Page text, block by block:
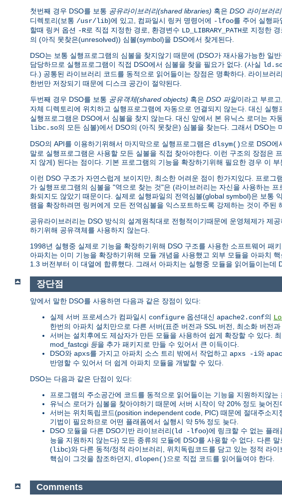
첫번째 경우 DSO를 보통 공유라이브러리(shared libraries) 혹은 DSO 라이브러리
디렉토리(보통 /usr/lib)에 있고, 컴파일시 링커 명령어에 -lfoo를 주어 실행
할때 링커 옵션 -R로 직접 지정한 경로, 환경변수 LD_LIBRARY_PATH로 지정한
의 (아직 못찾은(unresolved)) 심볼(symbol)을 DSO에서 찾게된다.
DSO는 보통 실행프로그램의 심볼을 찾지않기 때문에 (DSO가 재사용가능한 일
담당하므로 실행프로그램이 직접 DSO에서 심볼을 찾을 필요가 없다. (사실
다.) 공통된 라이브러리 코드를 동적으로 읽어들이는 장점은 명확하다. 라이브러
한번만 저장되기 때문에 디스크 공간이 절약된다.
두번째 경우 DSO를 보통 공유객체(shared objects) 혹은 DSO 파일이라고 부르
자체 디렉토리에 위치하고 실행프로그램에 자동으로 연결되지 않는다. 대신 실행
실행프로그램은 DSO에서 심볼을 찾지 않는다. 대신 앞에서 본 유닉스 로더는
libc.so의 모든 심볼)에서 DSO의 (아직 못찾은) 심볼을 찾는다. 그래서 DSO
DSO의 API를 이용하기위해서 마지막으로 실행프로그램은 dlsym()으로 DSO에
말로 실행프로그램은 사용할 모든 실볼을 직접 찾아야한다. 이런 구조의 장점은
지 않게) 된다는 점이다. 기본 프로그램의 기능을 확장하기위해 필요한 경우 이
이런 DSO 구조가 자연스럽게 보이지만, 최소한 어려운 점이 한가지있다. 프로
가 실행프로그램의 심볼을 "역으로 찾는 것"은 (라이브러리는 자신을 사용하는
화되지도 않았기 때문이다. 실제로 실행파일의 전역심볼(global symbol)은 보통
램을 확장하려면 링커에게 모든 전역심볼을 익스포트하도록 강제하는 것이 주된
공유라이브러리는 DSO 방식의 설계원칙대로 전형적이기때문에 운영체제가 제
하기위해 공유객체를 사용하지 않는다.
1998년 실행중 실제로 기능을 확장하기위해 DSO 구조를 사용한 소프트웨어
아파치는 이미 기능을 확장하기위해 모듈 개념을 사용했고 외부 모듈을 아파치
1.3 버전부터 이 대열에 합류했다. 그래서 아파치는 실행중 모듈을 읽어들이는데
장단점
앞에서 말한 DSO를 사용하면 다음과 같은 장점이 있다:
실제 서버 프로세스가 컴파일시 configure 옵션대신 apache2.conf의
한번의 아파치 설치만으로 다른 서버(표준 버전과 SSL 버전, 최소화 버전
서버는 설치후에도 제삼자가 만든 모듈을 사용하여 쉽게 확장할 수 있다.
mod_fastcgi 등을 추가 패키지로 만들 수 있어서 큰 이득이다.
DSO와 apxs를 가지고 아파치 소스 트리 밖에서 작업하고 apxs -i와
반영할 수 있어서 더 쉽게 아파치 모듈을 개발할 수 있다.
DSO는 다음과 같은 단점이 있다:
프로그램의 주소공간에 코드를 동적으로 읽어들이는 기능을 지원하지않
유닉스 로더가 심볼을 찾아야하기 때문에 서버 시작이 약 20% 정도 늦어진
서버는 위치독립코드(position independent code, PIC) 때문에 절대주소
기법이 필요하므로 어떤 플래폼에서 실행시 약 5% 정도 늦다.
DSO 모듈을 다른 DSO기반 라이브러리(ld -lfoo)에 링크할 수 없는 플
능을 지원하지 않는다) 모든 종류의 모듈에 DSO를 사용할 수 없다. 다른
(libc)와 다른 동적/정적 라이브러리, 위치독립코드를 담고 있는 정적 라이
핵심이 그것을 참조하던지, dlopen() 으로 직접 코드를 읽어들여야 한다.
Comments